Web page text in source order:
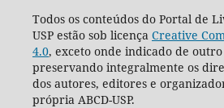
Todos os conteúdos do Portal de
USP estão sob licença Creative
4.0, exceto onde indicado de
preservando integralmente os
dos autores, editores e
própria ABCD-USP.